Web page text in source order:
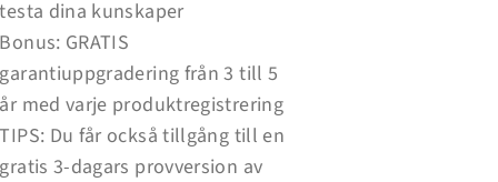
testa dina kunskaper
Bonus: GRATIS
garantiuppgradering från 3 till 5
år med varje produktregistrering
TIPS: Du får också tillgång till en
gratis 3-dagars provversion av